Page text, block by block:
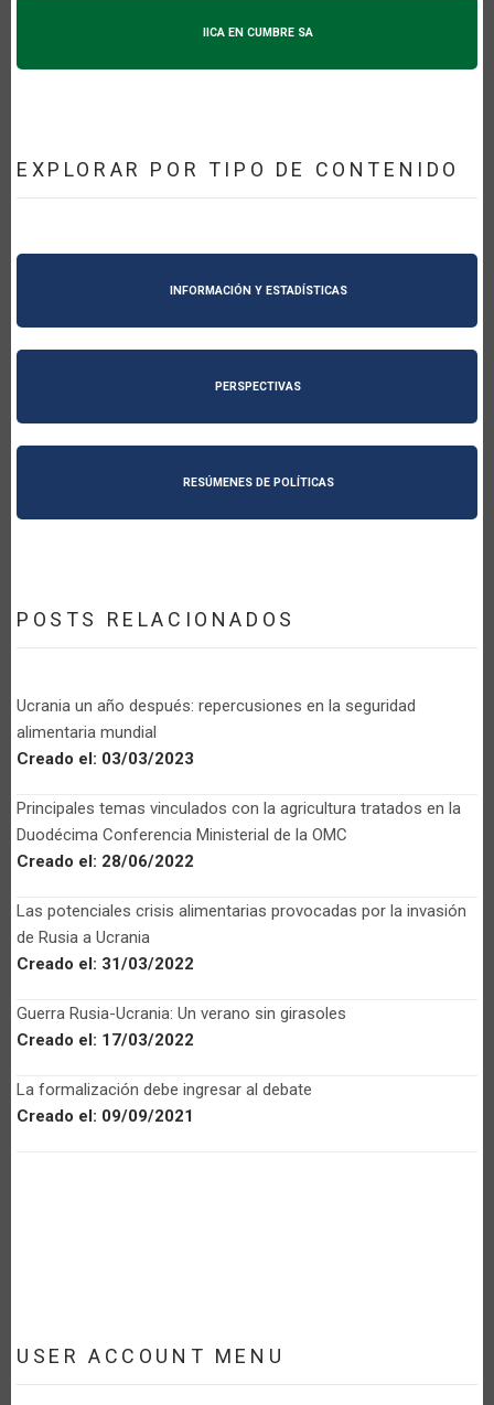
IICA EN CUMBRE SA
EXPLORAR POR TIPO DE CONTENIDO
INFORMACIÓN Y ESTADÍSTICAS
PERSPECTIVAS
RESÚMENES DE POLÍTICAS
POSTS RELACIONADOS
Ucrania un año después: repercusiones en la seguridad
alimentaria mundial
Creado el: 03/03/2023
Principales temas vinculados con la agricultura tratados en la
Duodécima Conferencia Ministerial de la OMC
Creado el: 28/06/2022
Las potenciales crisis alimentarias provocadas por la invasión
de Rusia a Ucrania
Creado el: 31/03/2022
Guerra Rusia-Ucrania: Un verano sin girasoles
Creado el: 17/03/2022
La formalización debe ingresar al debate
Creado el: 09/09/2021
USER ACCOUNT MENU